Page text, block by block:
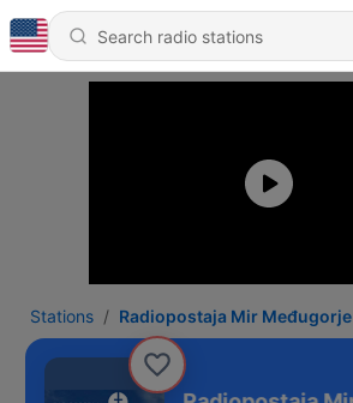
Stations Radiopostaja Mir Međugorje